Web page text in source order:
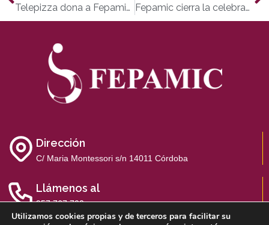
Telepizza dona a Fepamic la recaudación íntegra del programa escolar PIZZEROS POR UN DÍA Fepamic cierra la celebración de su 25 aniversario con el reparto de 25.000 comidas caseras a familias necesitadas de Córdoba
Dirección
C/ Maria Montessori s/n 14011 Córdoba
Llámenos al
957 767 700
Utilizamos cookies propias y de terceros para facilitar su